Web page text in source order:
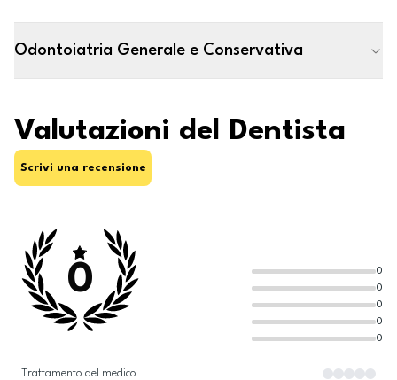
Odontoiatria Generale e Conservativa
Valutazioni del Dentista
Scrivi una recensione
0
0
0
0
0
0
Trattamento del medico